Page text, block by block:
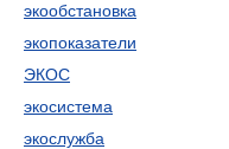
экообстановка
экопоказатели
ЭКОС
экосистема
экослужба